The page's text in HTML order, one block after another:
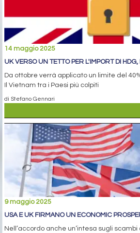
14 maggio 2025
UK VERSO UN TETTO PER L'IMPORT DI
Da ottobre verrà applicato un limite del
Il Vietnam tra i Paesi più colpiti
di Stefano Gennari
9 maggio 2025
USA E UK FIRMANO UN ECONOMIC
Nell’accordo anche un’intesa sugli